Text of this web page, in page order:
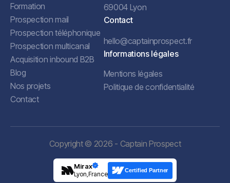
Formation
Prospection mail
Prospection téléphonique
Prospection multicanal
Acquisition inbound B2B
Blog
Nos projets
Contact
69004 Lyon
Contact
hello@captainprospect.fr
Informations légales
Mentions légales
Politique de confidentialité
Copyright © 2026 - Captain Prospect
Mirax
Lyon,France Certified Partner